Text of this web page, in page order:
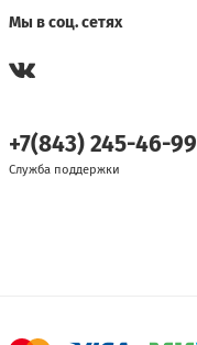
Мы в соц. сетях
+7(843) 245-46-99
Служба поддержки